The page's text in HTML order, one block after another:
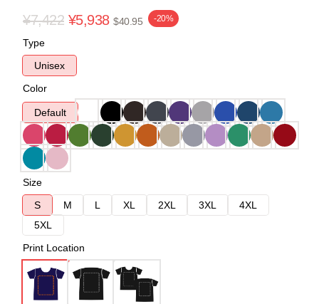
¥7,422 ¥5,938 $40.95 -20%
Type
Unisex
Color
Default
Size
S
M L XL 2XL 3XL
4XL
5XL
Print Location